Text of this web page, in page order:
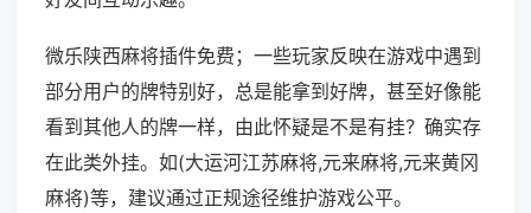
微乐陕西麻将插件免费；一些玩家反映在游戏中遇到
部分用户的牌特别好，总是能拿到好牌，甚至好像能
看到其他人的牌一样，由此怀疑是不是有挂？确实存
在此类外挂。如(大运河江苏麻将,元来麻将,元来黄冈
麻将)等，建议通过正规途径维护游戏公平。